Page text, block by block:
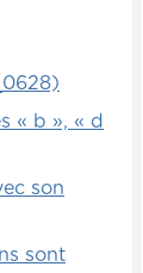
« b », « d
son
sont